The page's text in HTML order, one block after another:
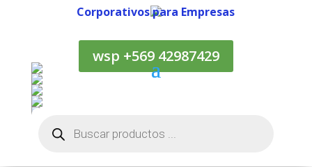
Corporativos para Empresas
wsp +569 42987429
productos